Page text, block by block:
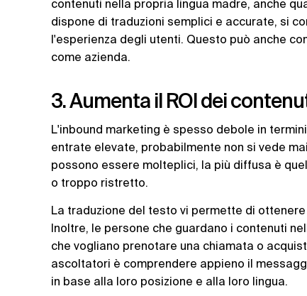
contenuti nella propria lingua madre, anche
dispone di traduzioni semplici e accurate, si
l'esperienza degli utenti. Questo può anche
come azienda.
3. Aumenta il ROI dei
L'inbound marketing è spesso debole in
entrate elevate, probabilmente non si vede
possono essere molteplici, la più diffusa è
o troppo ristretto.
La traduzione del testo vi permette di
Inoltre, le persone che guardano i contenuti
che vogliano prenotare una chiamata o
ascoltatori è comprendere appieno il
in base alla loro posizione e alla loro lingua.